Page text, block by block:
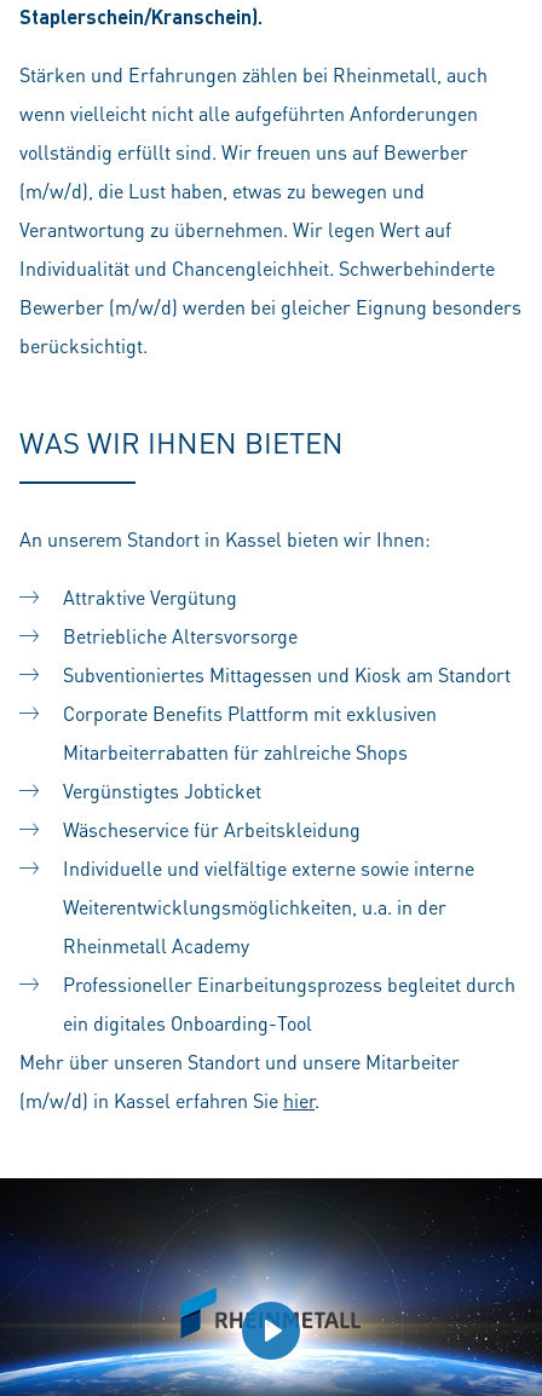
Staplerschein/Kranschein).
Stärken und Erfahrungen zählen bei Rheinmetall, auch
wenn vielleicht nicht alle aufgeführten Anforderungen
vollständig erfüllt sind. Wir freuen uns auf Bewerber
(m/w/d), die Lust haben, etwas zu bewegen und
Verantwortung zu übernehmen. Wir legen Wert auf
Individualität und Chancengleichheit. Schwerbehinderte
Bewerber (m/w/d) werden bei gleicher Eignung besonders
berücksichtigt.
WAS WIR IHNEN BIETEN
An unserem Standort in Kassel bieten wir Ihnen:
Attraktive Vergütung
Betriebliche Altersvorsorge
Subventioniertes Mittagessen und Kiosk am Standort
Corporate Benefits Plattform mit exklusiven
Mitarbeiterrabatten für zahlreiche Shops
Vergünstigtes Jobticket
Wäscheservice für Arbeitskleidung
Individuelle und vielfältige externe sowie interne
Weiterentwicklungsmöglichkeiten, u.a. in der
Rheinmetall Academy
Professioneller Einarbeitungsprozess begleitet durch
ein digitales Onboarding-Tool
Mehr über unseren Standort und unsere Mitarbeiter
(m/w/d) in Kassel erfahren Sie hier.
Play